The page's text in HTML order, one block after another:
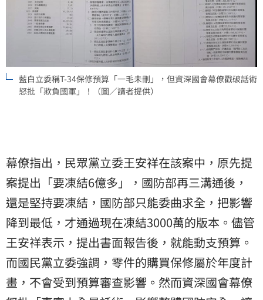
藍白立委稱T-34保修預算「一毛未刪」，但資深國會幕僚戳破話術
怒批「欺負國軍」！（圖／讀者提供）
幕僚指出，民眾黨立委王安祥在該案中，原先提
案提出「要凍結6億多」，國防部再三溝通後，
還是堅持要凍結，國防部只能委曲求全，把影響
降到最低，才通過現在凍結3000萬的版本。儘管
王安祥表示，提出書面報告後，就能動支預算。
而國民黨立委強調，零件的購買保修屬於年度計
畫，不會受到預算審查影響。然而資深國會幕僚